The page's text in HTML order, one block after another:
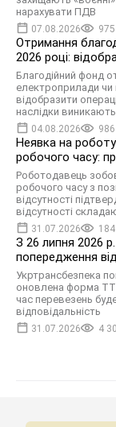
нарахувати ПДВ
07.08.2026 975
Отримання
2026 році:
Благодійний фонд
електроприлади чи
відобразити
наслідки
04.08.2026 986
Неявка на роботу
робочого часу:
Роботодавець
робочого часу з
відсутності
відсутності
31.07.2026 184
З 26 липня 2026
попередження
Укртрансбезпека
оновлена форма
час перевезень
відповідальність
31.07.2026 4